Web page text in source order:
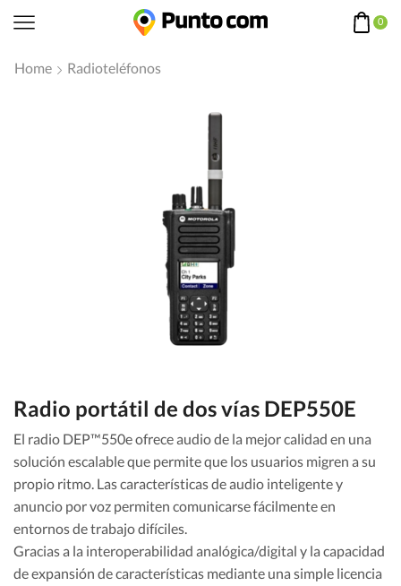
0
Home Radioteléfonos
Radio portátil de dos vías DEP550E
El radio DEP™550e ofrece audio de la mejor calidad en una
solución escalable que permite que los usuarios migren a su
propio ritmo. Las características de audio inteligente y
anuncio por voz permiten comunicarse fácilmente en
entornos de trabajo difíciles.
Gracias a la interoperabilidad analógica/digital y la capacidad
de expansión de características mediante una simple licencia